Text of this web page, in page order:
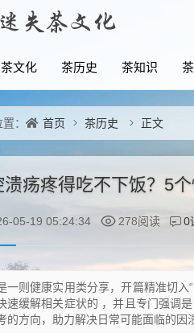
茶文化 茶历史 茶知识
： 首页 茶历史 正文
溃疡疼得吃不下饭？5
05-19 05:24:34 278阅读 0
一则健康实用类分享，开篇精准切
速缓解相关症状的 ，并且专门强调
的方向，助力解决日常可能面临的因